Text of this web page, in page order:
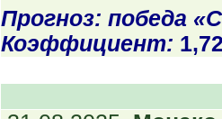
Прогноз: победа
Коэффициент: